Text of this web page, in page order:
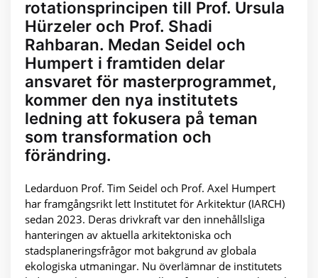
rotationsprincipen till Prof. Ursula
Hürzeler och Prof. Shadi
Rahbaran. Medan Seidel och
Humpert i framtiden delar
ansvaret för masterprogrammet,
kommer den nya institutets
ledning att fokusera på teman
som transformation och
förändring.
Ledarduon Prof. Tim Seidel och Prof. Axel Humpert
har framgångsrikt lett Institutet för Arkitektur (IARCH)
sedan 2023. Deras drivkraft var den innehållsliga
hanteringen av aktuella arkitektoniska och
stadsplaneringsfrågor mot bakgrund av globala
ekologiska utmaningar. Nu överlämnar de institutets